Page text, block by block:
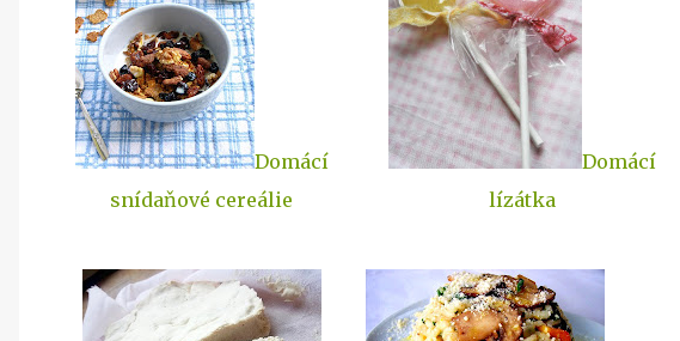
Domácí
snídaňové cereálie
Domácí
lízátka